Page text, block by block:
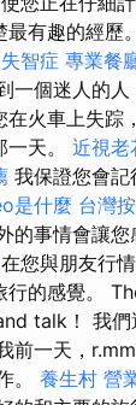
有趣的經歷。
失智症 專業餐
一個迷人的
在火車上失踪
天。 近視老
我保證您會
是什麼 台灣
的事情會讓您
在您與朋友行
行的感覺。
talk！ 我們
前一天，
。 養生村 營